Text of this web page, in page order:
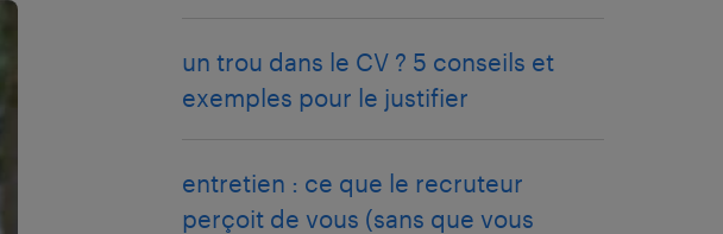
un trou dans le CV ? 5 conseils et
exemples pour le justifier
entretien : ce que le recruteur
perçoit de vous (sans que vous